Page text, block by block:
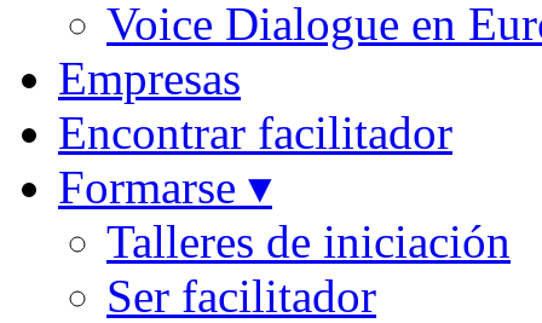
Voice Dialogue en
Empresas
Encontrar facilitador
Formarse ▾
Talleres de iniciación
Ser facilitador